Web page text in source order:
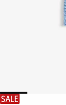
SALE